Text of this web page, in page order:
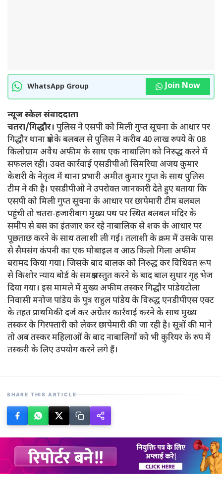
WhatsApp Group Join Now
न्यूज स्केल संवाददाता
चतरा/गिद्धौर। पुलिस ने एसपी को मिली गुप्त सूचना के आधार पर
गिद्धौर थाना क्षेत्र के बलबल से पुलिस ने करीब 40 लाख रुपये के 08
किलोग्राम अवैध अफीम के साथ एक नाबालिग को निरुद्ध करने में
सफलल रही। उक्त कार्रवाई एसडीपीओ सिमरिया अजय कुमार
केशरी के नेतृत्व में थाना प्रभारी अमीत कुमार गुप्त के साथ पुलिस
टीम ने की है। एसडीपीओ ने उपरोक्त जानकारी देते हुए बताया कि
एसपी को मिली गुप्त सूचना के आधार पर छापेमारी टीम बलबल
पहुंची तो चतरा-हजारीबाग मुख्य पथ पर स्थित बलबल मंदिर के
समीप से बस का इंतजार कर रहे नाबालिक से शक के आधार पर
पूछताछ करने के साथ तलाशी ली गई। तलाशी के क्रम में उसके पास
से सैमसंग कंपनी का एक मोबाइल व आठ किलो गिला अफीम
बरामद किया गया। जिसके बाद बालक को निरुद्ध कर विधिवत रूप
से किशोर न्याय बोर्ड के समक्ष प्रस्तुत करने के बाद बाल सुधार गृह भेज
दिया गया। इस मामले में मुख्य अफीम तस्कर गिद्धौर पांडेयटोला
निवासी मनोज पांडेय के पुत्र राहुल पांडेय के विरुद्ध एनडीपीएस एक्ट
के तहत प्राथमिकी दर्ज कर अग्रेतर कार्रवाई करने के साथ मुख्य
तस्कर के गिरफ्तारी को लेकर छापेमारी की जा रही है। सूत्रों की माने
तो अब तस्कर महिलाओं के बाद नाबालिगों को भी कुरियर के रुप में
तस्करी के लिए उपयोग करने लगे हैं।
SHARE THIS ARTICLE